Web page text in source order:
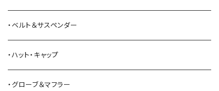
ANDERSON BEAN BOOT CO.
Bass Pro Shops
BATTLE LAKE
スウェットシャツ
カーディガン
パーカー
ミリタリーパンツ
ツナギ
ジャージ・スウェット
ベスト
ショルダーバッグ
リュック・バックパック
ボストンバッグ・ダッフルバッグ
ブーツ
スニーカー
サンダル
・ベルト＆サスペンダー
・ハット・キャップ
・グローブ＆マフラー